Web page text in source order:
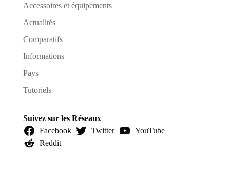
Accessoires et équipements
Actualités
Comparatifs
Informations
Pays
Tutoriels
Suivez sur les Réseaux
Facebook
Twitter
YouTube
Reddit